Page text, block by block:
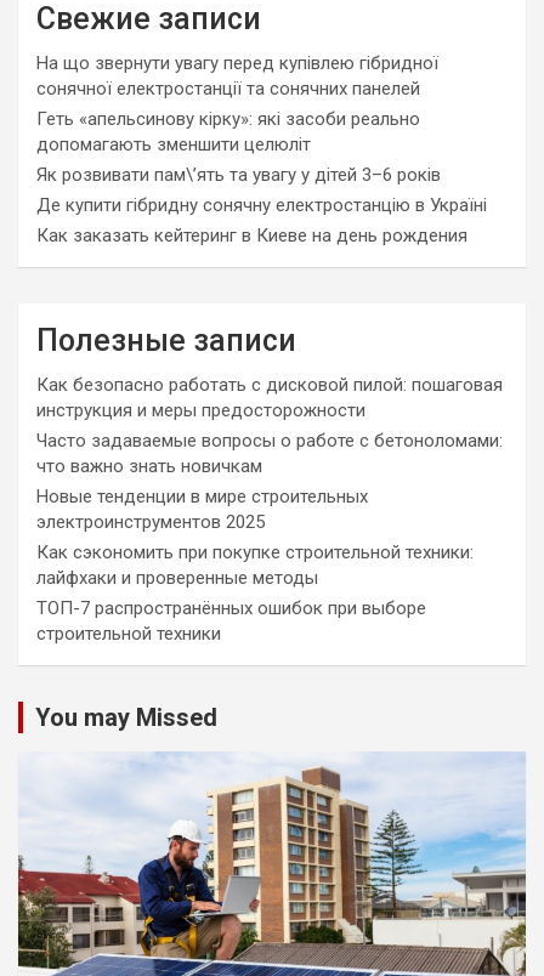
Свежие записи
На що звернути увагу перед купівлею гібридної
сонячної електростанції та сонячних панелей
Геть «апельсинову кірку»: які засоби реально
допомагають зменшити целюліт
Як розвивати пам\’ять та увагу у дітей 3–6 років
Де купити гібридну сонячну електростанцію в Україні
Как заказать кейтеринг в Киеве на день рождения
Полезные записи
Как безопасно работать с дисковой пилой: пошаговая
инструкция и меры предосторожности
Часто задаваемые вопросы о работе с бетоноломами:
что важно знать новичкам
Новые тенденции в мире строительных
электроинструментов 2025
Как сэкономить при покупке строительной техники:
лайфхаки и проверенные методы
ТОП-7 распространённых ошибок при выборе
строительной техники
You may Missed